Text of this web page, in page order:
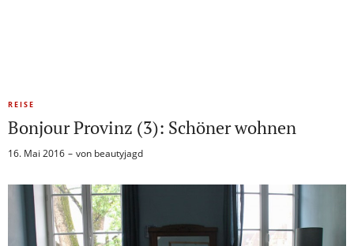
REISE
Bonjour Provinz (3): Schöner wohnen
16. Mai 2016 von beautyjagd